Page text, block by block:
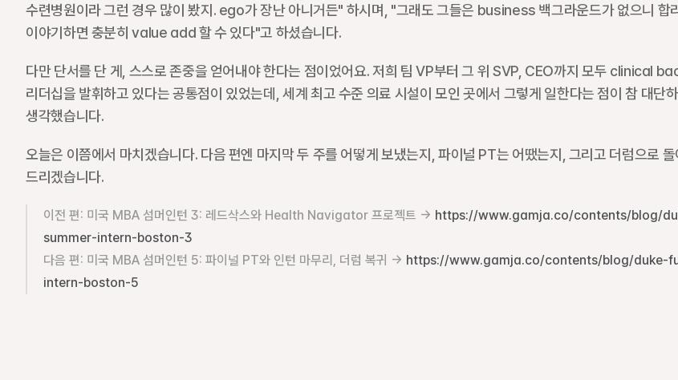
수련병원이라 그런 경우 많이 봤지. ego가 장난 아니거든" 하시며, "그래도 그들은 business 백그라운드가 없으니 합
이야기하면 충분히 value add 할 수 있다"고 하셨습니다.
다만 단서를 단 게, 스스로 존중을 얻어내야 한다는 점이었어요. 저희 팀 VP부터 그 위 SVP, CEO까지 모두 clinical
리더십을 발휘하고 있다는 공통점이 있었는데, 세계 최고 수준 의료 시설이 모인 곳에서 그렇게 일한다는 점이 참 대단
생각했습니다.
오늘은 이쯤에서 마치겠습니다. 다음 편엔 마지막 두 주를 어떻게 보냈는지, 파이널 PT는 어땠는지, 그리고 더럼으로
드리겠습니다.
이전 편: 미국 MBA 섬머인턴 3: 레드삭스와 Health Navigator 프로젝트 → https://www.gamja.co/contents/blog/
summer-intern-boston-3
다음 편: 미국 MBA 섬머인턴 5: 파이널 PT와 인턴 마무리, 더럼 복귀 → https://www.gamja.co/contents/blog/duke-
intern-boston-5